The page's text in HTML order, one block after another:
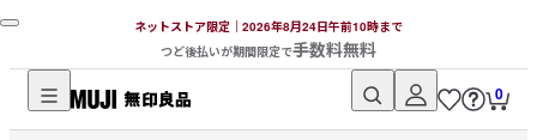
ネットストア限定｜2026年8月24日午前10時まで
つど後払いが期間限定で手数料無料
無
0